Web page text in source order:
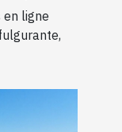
en ligne